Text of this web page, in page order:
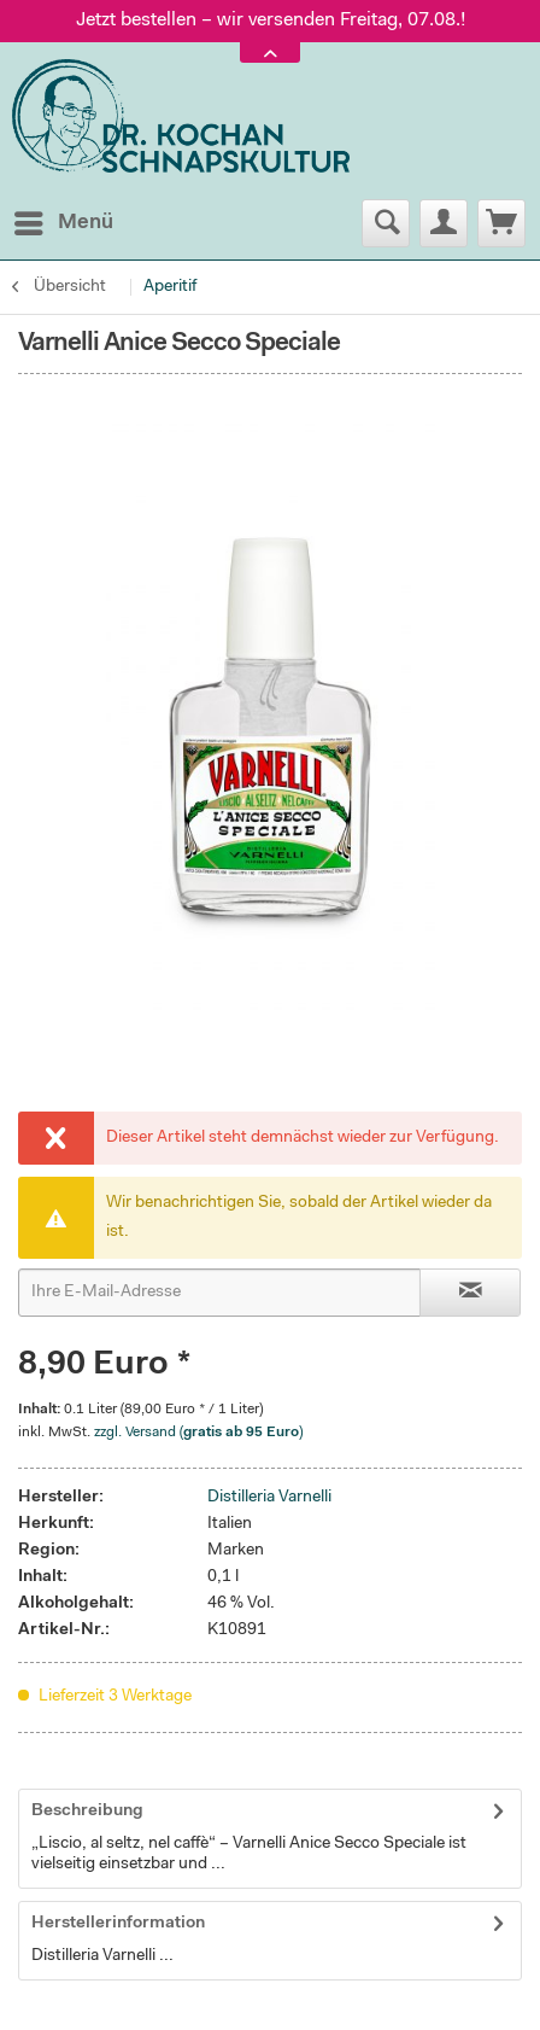
Jetzt bestellen – wir versenden Freitag, 07.08.!
Versand nur 5,60 €, gratis ab 95 € Warenwert
Jetzt bestellen – wir versenden Freitag, 07.08.!
Menü
Übersicht Aperitif
Varnelli Anice Secco Speciale
Dieser Artikel steht demnächst wieder zur Verfügung.
Wir benachrichtigen Sie, sobald der Artikel wieder da
ist.
8,90 Euro *
Inhalt: 0.1 Liter (89,00 Euro * / 1 Liter)
inkl. MwSt. zzgl. Versand (gratis ab 95 Euro)
Hersteller:
Distilleria Varnelli
Herkunft:
Italien
Region:
Marken
Inhalt:
0,1 l
Alkoholgehalt:
46 % Vol.
Artikel-Nr.:
K10891
Lieferzeit 3 Werktage
Beschreibung
„Liscio, al seltz, nel caffè“ – Varnelli Anice Secco Speciale ist
vielseitig einsetzbar und ...
Herstellerinformation
Distilleria Varnelli ...